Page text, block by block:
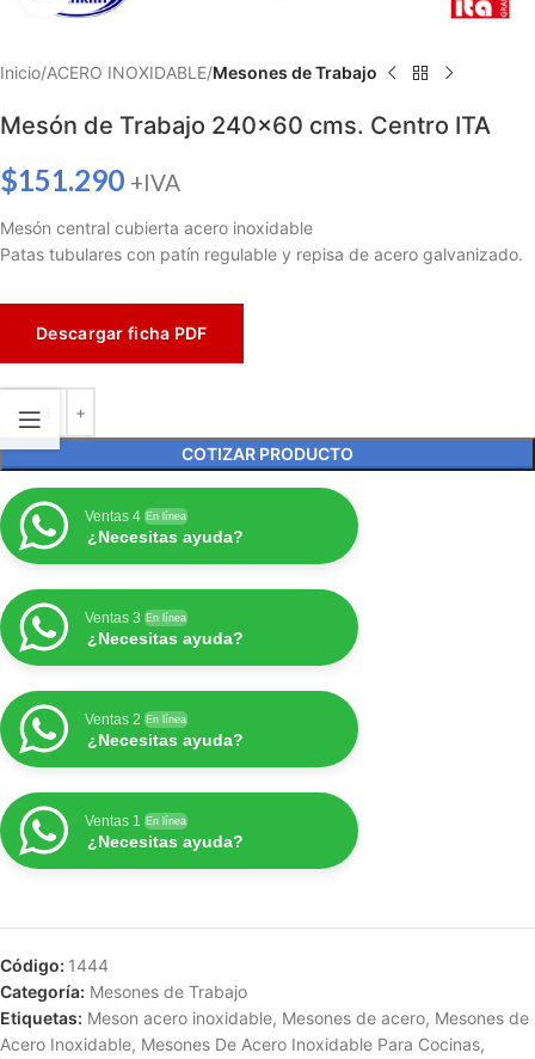
Inicio ACERO INOXIDABLE Mesones de Trabajo
Mesón de Trabajo 240×60 cms. Centro ITA
$151.290 +IVA
Mesón central cubierta acero inoxidable
Patas tubulares con patín regulable y repisa de acero galvanizado.
Descargar ficha PDF
COTIZAR PRODUCTO
Ventas 4 En línea
¿Necesitas ayuda?
Ventas 3 En línea
¿Necesitas ayuda?
Ventas 2 En línea
¿Necesitas ayuda?
Ventas 1 En línea
¿Necesitas ayuda?
Código: 1444
Categoría: Mesones de Trabajo
Etiquetas: Meson acero inoxidable, Mesones de acero, Mesones de
Acero Inoxidable, Mesones De Acero Inoxidable Para Cocinas,